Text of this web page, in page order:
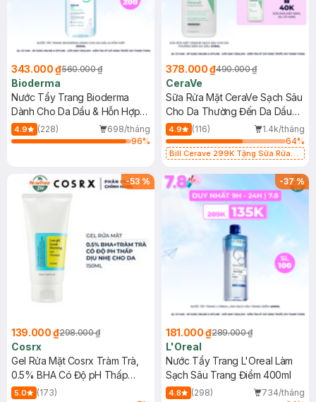
343.000 ₫560.000 ₫
Bioderma
Nước Tẩy Trang Bioderma
Dành Cho Da Dầu & Hỗn Hợp
500ml
4.9 (228)
698/tháng
96%
378.000 ₫490.000 ₫
CeraVe
Sữa Rửa Mặt CeraVe Sạch Sâu
Cho Da Thường Đến Da Dầu
473ml
4.9 (116)
1.4k/tháng
64%
Bill Cerave 299K Tặng Sữa Rửa
-53 %
139.000 ₫298.000 ₫
Cosrx
Gel Rửa Mặt Cosrx Tràm Trà,
0.5% BHA Có Độ pH Thấp
150ml
5.0
(173)
-37%
181.000 ₫289.000 ₫
L'Oreal
Nước Tẩy Trang L'Oreal Làm
Sạch Sâu Trang Điểm 400ml
4.8 (298)
734/tháng